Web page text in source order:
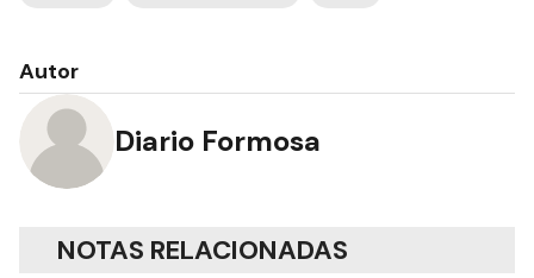
Autor
Diario Formosa
NOTAS RELACIONADAS